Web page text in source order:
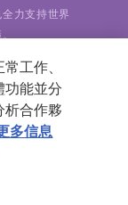
力支持世界
工作、
功能並分
析合作夥
多信息